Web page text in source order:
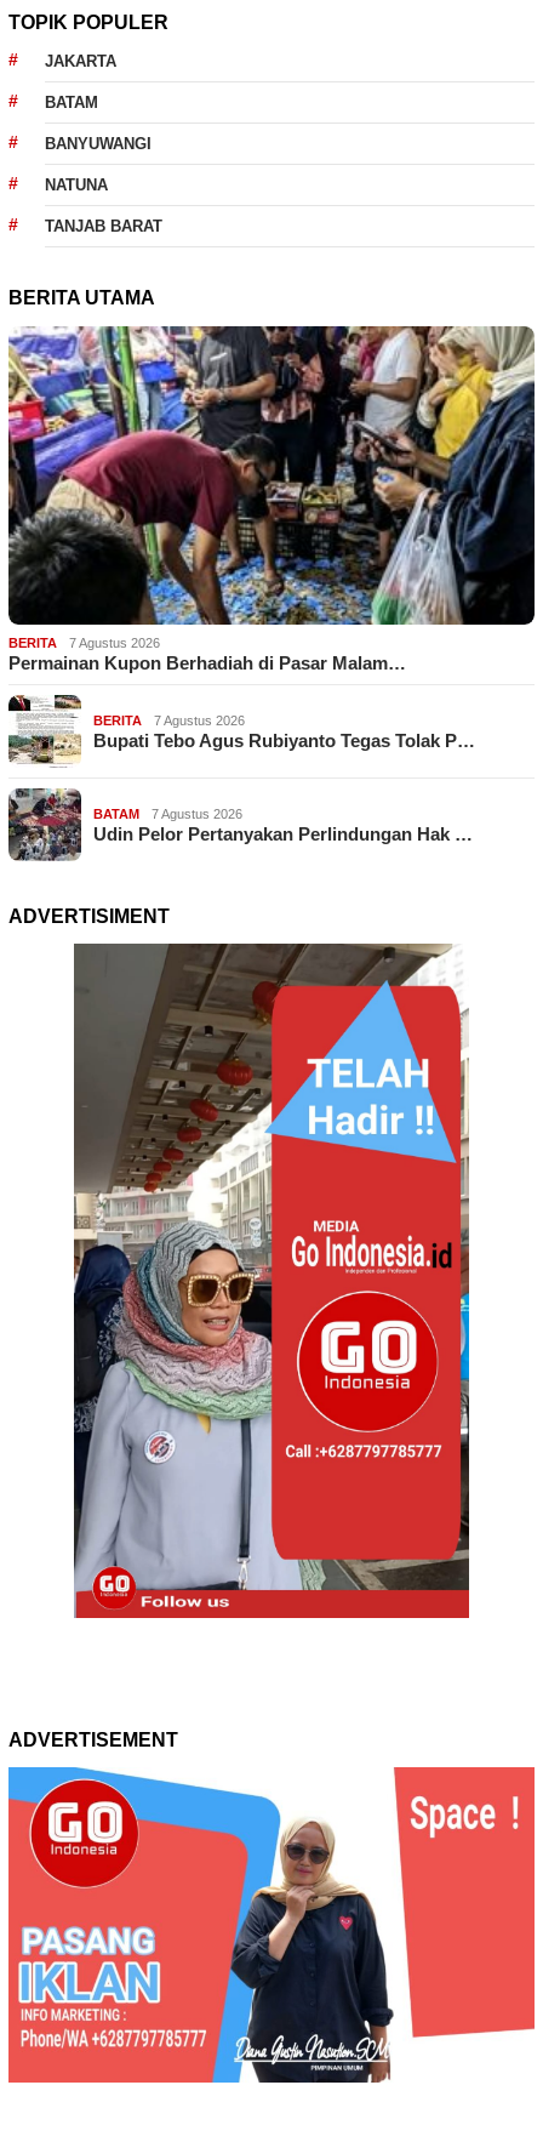
TOPIK POPULER
JAKARTA
BATAM
BANYUWANGI
NATUNA
TANJAB BARAT
BERITA UTAMA
BERITA 7 Agustus 2026
Permainan Kupon Berhadiah di Pasar Malam…
BERITA 7 Agustus 2026
Bupati Tebo Agus Rubiyanto Tegas Tolak P…
BATAM 7 Agustus 2026
Udin Pelor Pertanyakan Perlindungan Hak …
ADVERTISIMENT
ADVERTISEMENT